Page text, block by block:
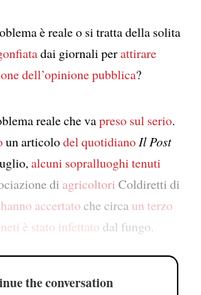
è reale o si tratta della solita
dai giornali perattirare
dell’opinione pubblica?
reale che vapreso sul serio.
un articolodel quotidiano Il Post
alcuni sopralluoghi tenuti
di agricoltori Coldiretti di
hanno accertato che circa un terzo
è stato infettato dal fungo.
the conversation